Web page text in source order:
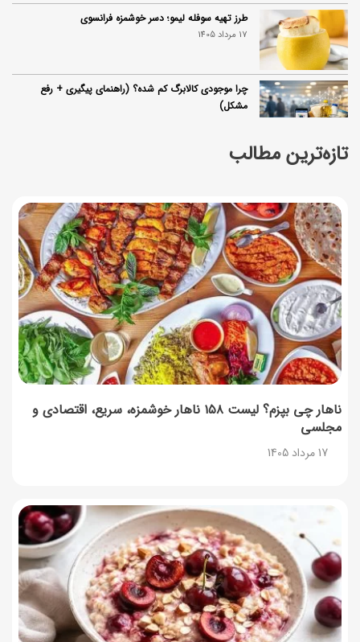
تازه‌ترین مطالب
ناهار چی بپزم؟ لیست ۱۵۸ ناهار خوشمزه، سریع، اقتصادی و
مجلسی
17 مرداد 1405
طرز تهیه سوفله لیمو؛ دسر خوشمزه فرانسوی
17 مرداد 1405
چرا موجودی کالابرگ کم شده؟ (راهنمای پیگیری + رفع
مشکل)
ساخت فیلم سینمایی «Game of Thrones» رسماً تأیید شد
آموزش گام به گام برنامه شمیم کالابرگ
17 مرداد 1405
لیست شهرهای فعال اُکالا
17 مرداد 1405
روش‌های استعلام کالابرگ (فعال بودن و موجودی)
17 مرداد 1405
نحوه دریافت رمز خرید کالابرگ برای خرید آنلاین (رمز
یکبارمصرف کالابرگ)
17 مرداد 1405
طرز تهیه مارمالاد انجیر خوشرنگ+ نکات شکرک نزدن
16 مرداد 1405